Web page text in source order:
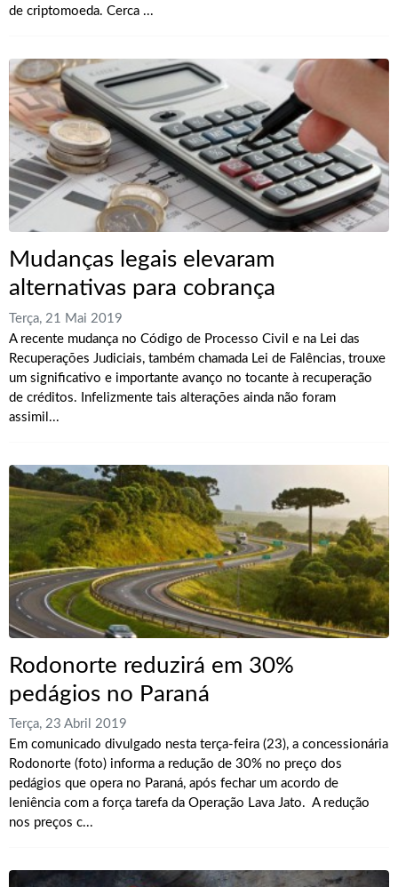
de criptomoeda. Cerca ...
Mudanças legais elevaram
alternativas para cobrança
Terça, 21 Mai 2019
A recente mudança no Código de Processo Civil e na Lei das
Recuperações Judiciais, também chamada Lei de Falências, trouxe
um significativo e importante avanço no tocante à recuperação
de créditos. Infelizmente tais alterações ainda não foram
assimil...
Rodonorte reduzirá em 30%
pedágios no Paraná
Terça, 23 Abril 2019
Em comunicado divulgado nesta terça-feira (23), a concessionária
Rodonorte (foto) informa a redução de 30% no preço dos
pedágios que opera no Paraná, após fechar um acordo de
leniência com a força tarefa da Operação Lava Jato. A redução
nos preços c...